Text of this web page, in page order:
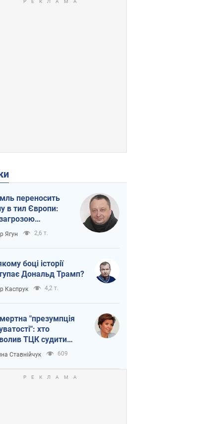
переносить
в тил Європи:
логістика
Ягун 2,6 т.
боці історії
Дональд Трамп?
Каспрук 4,2 т.
"презумпція
хто
ТЦК судити
захисників
Ставнійчук 609